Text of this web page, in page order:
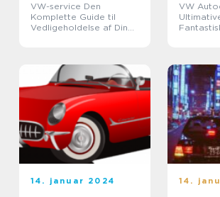
VW-service Den
Komplette Guide til
Vedligeholdelse af Din
VW
14. januar 2024 14.